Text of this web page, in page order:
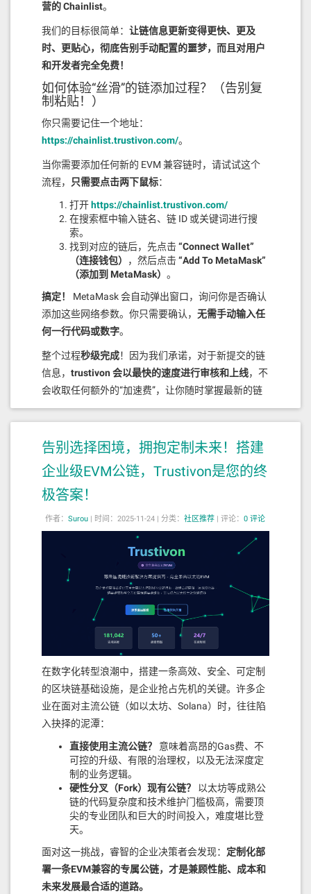
    function getMinimumBidForTop1
6) {
        if (messages.length < MAX
_MESSAGES) {
            // 如果留言数量不足100，
任何大于0的竞价都能进入前100
            return 0;
        }
        // 获取第100条留言的原始竞价
        uint256 originalBid = mes
t;
明还没有留言，返回0
        if (lastMessageTimestamp
== 0) {
            return originalBid;
        }
        // 计算自最后一条留言以来经过
的时间
ck.timestamp - lastMessageTimesta
mp;
        // 如果经过的时间小于衰减间
隔，返回原始竞价
        if (timeElapsed < DECAY_I
NTERVAL) {
            return originalBid;
        // 计算经过了多少个衰减周期
        uint256 decayPeriods = ti
meElapsed / DECAY_INTERVAL;
        // 计算衰减后的竞价
inalBid;
        for (uint256 i = 0; i < d
            // 每次衰减50%
            decayedBid = decayedB
id * (100 - DECAY_RATE) / 100;
            // 防止衰减到0以下
            if (decayedBid == 0)
                break;
            }
        }
        return decayedBid;
    }
    function addMessage(string ca
lldata _content, bytes32 _message
Id) external payable {
        require(msg.value > 0, "B
id amount must be greater than
0");
        // 检查当前竞价是否大于等于进
入前100名的最低竞价
inimumBidForTop100();
        require(msg.value > minim
umBid, "Bid amount must be greate
营的 Chainlist。
我们的目标很简单： 让链信息更新变得更快、更及
时、更贴心，彻底告别手动配置的噩梦，而且对用户
和开发者完全免费！
如何体验“丝滑”的链添加过程？（告别复
制粘贴！）
你只需要记住一个地址：
https://chainlist.trustivon.com/。
当你需要添加任何新的 EVM 兼容链时，请试试这个
流程，
只需要点击两下鼠标：
打开https://chainlist.trustivon.com/
在搜索框中输入链名、链 ID 或关键词进行搜
索。
找到对应的链后，先点击“Connect Wallet”
（连接钱包）
，然后点击“Add To MetaMask”
（添加到 MetaMask） 。
搞定！
MetaMask 会自动弹出窗口，询问你是否确认
添加这些网络参数。你只需要确认， 无需手动输入任
何一行代码或数字。
整个过程秒级完成！因为我们承诺，对于新提交的链
信息， trustivon 会以最快的速度进行审核和上线，不
会收取任何额外的“加速费”，让你随时掌握最新的链
生态。
不只是一个“更快”的Chainlist，
我们还提供定制服务
对于大部分用户来说，上面提到的快速查询和添加功
能就已经足够完美了。
一条新的公链/侧链项目的开发者；
正在构建一个需要集成特定私有链信息的企
需要将自己项目的测试网或预发布链信息快速
集成到工具中；
你可能需要的不仅仅是简单的信息展示，而是
次的、定制化的服务。
简而言之：如果你的需求已经超出
了“查-看-加”的范畴，需要专属的解
决方案，找我们就对了！
总结：你的链信息，应该由你
掌控速度！
告别官方 Chainlist 的缓慢和付费陷阱，告别手动输入
告别选择困境，拥抱定制未来！搭建
企业级EVM公链，Trustivon是您的终
极答案！
作者： Surou | 时间：2025-11-24 | 分类： 社区推荐 | 评论： 0 评论
在数字化转型浪潮中，搭建一条高效、安全、可定制
的区块链基础设施，是企业抢占先机的关键。许多企
业在面对主流公链（如以太坊、Solana）时，往往陷
入抉择的泥潭：
直接使用主流公链？
意味着高昂的Gas费、不
可控的升级、有限的治理权，以及无法深度定
制的业务逻辑。
硬性分叉（Fork）现有公链？
以太坊等成熟公
链的代码复杂度和技术维护门槛极高，需要顶
尖的专业团队和巨大的时间投入，难度堪比登
天。
面对这一挑战，睿智的企业决策者会发现： 定制化部
署一条EVM兼容的专属公链，才是兼顾性能、成本和
未来发展最合适的道路。